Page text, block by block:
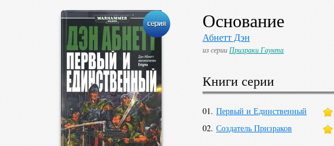
Основание
Абнетт Дэн
из серии Призраки Гаунта
Книги серии
01. Первый и Единственный
02. Создатель Призраков